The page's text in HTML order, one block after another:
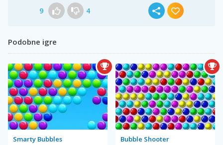
9 4
Podobne igre
Smarty Bubbles Bubble Shooter